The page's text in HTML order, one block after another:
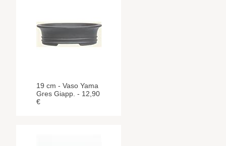
19 cm - Vaso Yama
Gres Giapp. - 12,90
€